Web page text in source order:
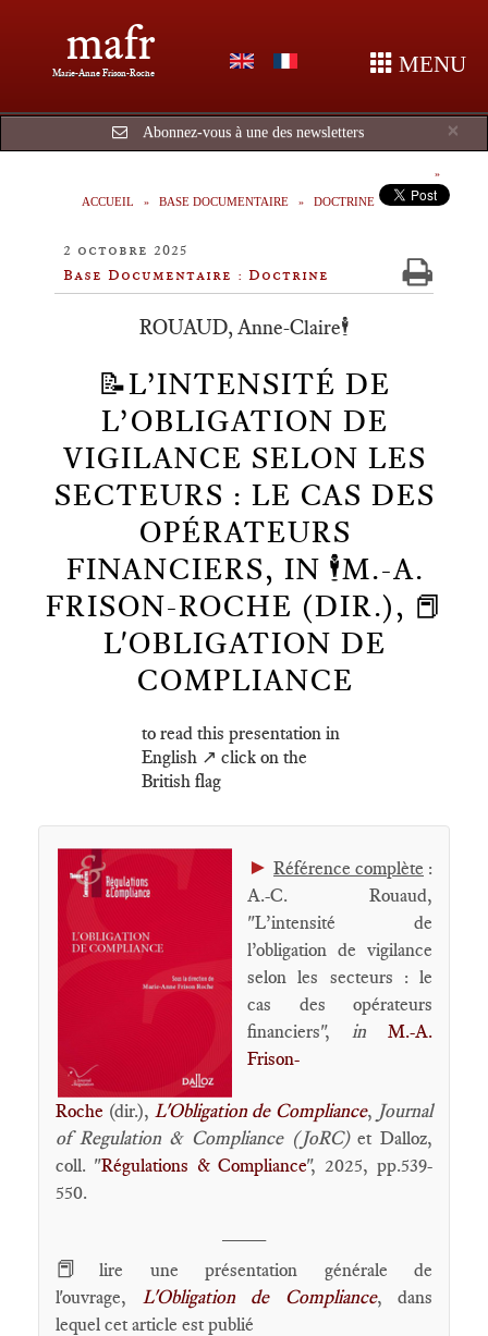
mafr
Marie-Anne Frison-Roche MENU
×
Abonnez-vous à une des newsletters
ACCUEIL BASE DOCUMENTAIRE DOCTRINE
2 octobre 2025
Base Documentaire : Doctrine
ROUAUD, Anne-Claire🕴️
📝L’INTENSITÉ DE
L’OBLIGATION DE
VIGILANCE SELON LES
SECTEURS : LE CAS DES
OPÉRATEURS
FINANCIERS, IN 🕴️M.-A.
FRISON-ROCHE (DIR.), 📕
L'OBLIGATION DE
COMPLIANCE
to read this presentation in
English ↗️ click on the
British flag
► Référence complète :
A.-C. Rouaud,
"L’intensité de
l’obligation de vigilance
selon les secteurs : le
cas des opérateurs
financiers", in M.-A.
Frison-
Roche (dir.), L'Obligation de Compliance, Journal
of Regulation & Compliance (JoRC)et Dalloz,
coll. "Régulations & Compliance", 2025, pp.539-
550.
📕lire une présentation générale de
l'ouvrage,
L'Obligation de Compliance, dans
lequel cet article est publié